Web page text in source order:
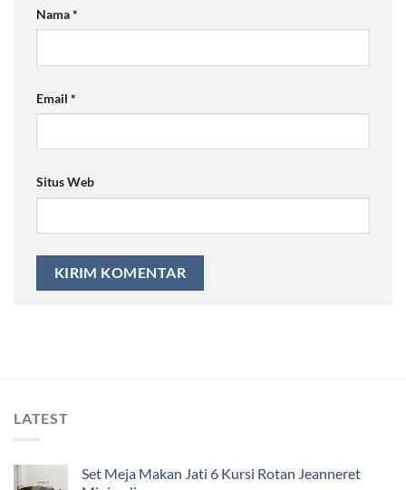
Nama*
Email *
Situs Web
LATEST
Set Meja Makan Jati 6 Kursi Rotan Jeanneret